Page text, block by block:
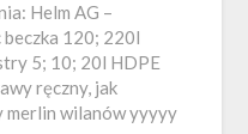
Helm AG –
beczka 120; 220l
5; 10; 20l HDPE
ręczny, jak
merlin wilanów yyyyy